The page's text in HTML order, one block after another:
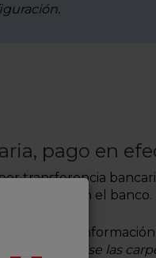
pago en
transferencia
según el banco.
con la información
entrada, revise las